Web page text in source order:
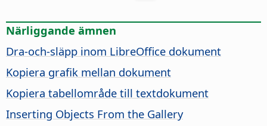
Närliggande ämnen
Dra-och-släpp inom LibreOffice dokument
Kopiera grafik mellan dokument
Kopiera tabellområde till textdokument
Inserting Objects From the Gallery